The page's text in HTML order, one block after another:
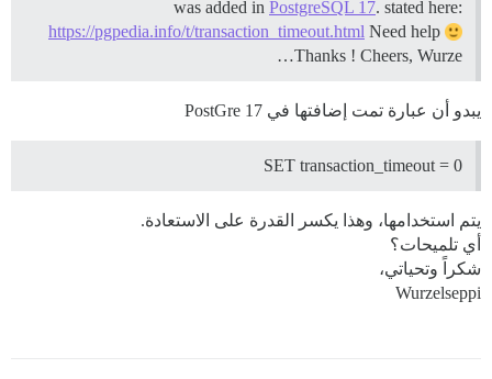
was added in PostgreSQL 17. stated here:
https://pgpedia.info/t/transaction_timeout.html Need help
Thanks ! Cheers, Wurze…
يبدو أن عبارة تمت إضافتها في PostGre 17
SET transaction_timeout = 0
يتم استخدامها، وهذا يكسر القدرة على الاستعادة.
أي تلميحات؟
شكراً وتحياتي،
Wurzelseppi